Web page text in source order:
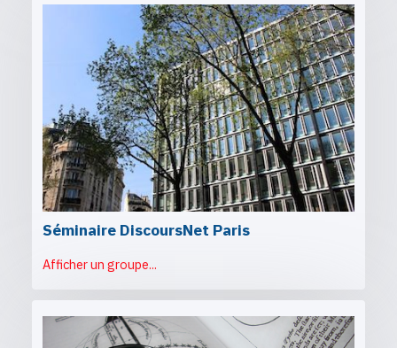
Séminaire DiscoursNet Paris
Afficher un groupe...